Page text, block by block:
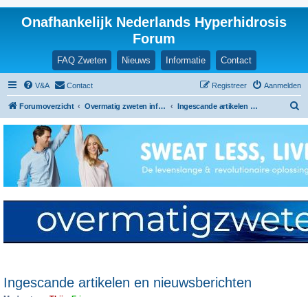
Onafhankelijk Nederlands Hyperhidrosis
Forum
FAQ Zweten Nieuws Informatie Contact
V&A Contact Aanmelden
Registreer
Forumoverzicht Overmatig zweten informatie en ervaringen Ingescande artikelen en nieuwsberichten
k
Ingescande artikelen en nieuwsberichten